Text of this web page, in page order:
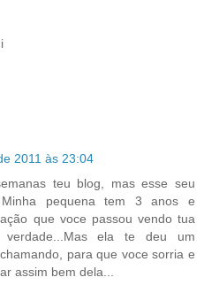
2011 às 23:04
teu blog, mas esse seu
pequena tem 3 anos e
que voce passou vendo tua
verdade...Mas ela te deu um
para que voce sorria e
assim bem dela...